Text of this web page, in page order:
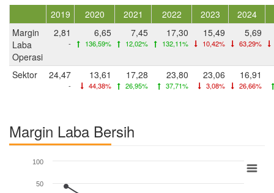
2019 2020 2021 2022 2023
2024
Margin
Laba
Operasi
2,81
-
6,65
136,59%
7,45
12,02%
17,30
132,11%
15,49
10,42%
5,69
63,29%
Sektor 24,47
-
13,61
44,38%
17,28
26,95%
23,80
37,71%
23,06
3,08%
16,91
26,66%
Margin Laba Bersih
50
100